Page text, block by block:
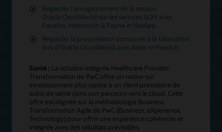
Regarder l'enregistrement de la session
Oracle CloudWorld sur les services SCM avec
Fanatics, Helmerich & Payne et NetApp
Regarder la présentation consacrée à la fabrication
lors d'Oracle CloudWorld avec Astec et Panduit
Santé : La solution intégrée Healthcare Provider
Transformation de PwC offre un retour sur
investissement plus rapide à un client prestataire de
soins de santé dans son parcours vers le cloud. Cette
offre est alignée sur la méthodologie Business
Transformation Agile de PwC (Business, eXperience,
Technology) pour offrir une expérience cohérente et
intégrée avec des résultats prévisibles.